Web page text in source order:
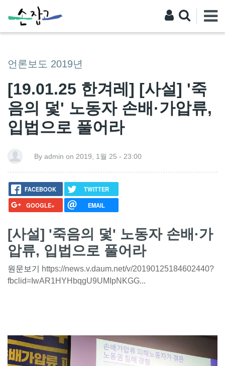
언론보도 2019년
[19.01.25 한겨레] [사설] '죽
음의 덫' 노동자 손배·가압류,
입법으로 풀어라
By admin on 2019, 1월 25 - 23:00
FACEBOOK
TWITTER
GOOGLE+
EMAIL
[사설] '죽음의 덫' 노동자 손배·가
압류, 입법으로 풀어라
원문보기
https://news.v.daum.net/v/20190125184602440?
fbclid=IwAR1HYHbqgU9UMIpNKGG...